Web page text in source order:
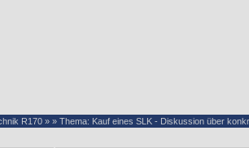
R170 » » Thema: Kauf eines SLK - Diskussion über